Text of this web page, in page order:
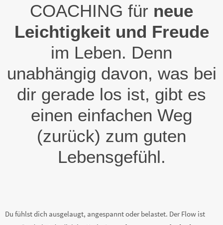
COACHING für neue
Leichtigkeit und Freude
im Leben. Denn
unabhängig davon, was bei
dir gerade los ist, gibt es
einen einfachen Weg
(zurück) zum guten
Lebensgefühl.
Du fühlst dich ausgelaugt, angespannt oder belastet. Der Flow ist